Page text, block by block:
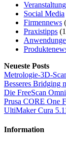
Social Media
Firmennews
Praxistipps
Neueste Posts
Metrologie-3D-
Besseres Bridging
Die FreeScan
Prusa CORE One
UltiMaker Cura
Information